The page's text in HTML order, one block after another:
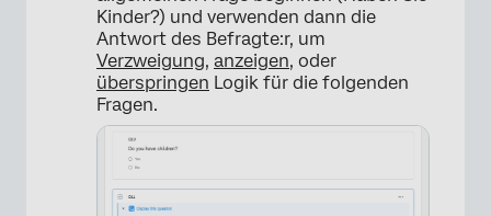
Kinder?) und verwenden dann die
Antwort des Befragte:r, um
Verzweigung, anzeigen, oder
überspringen Logik für die folgenden
Fragen.